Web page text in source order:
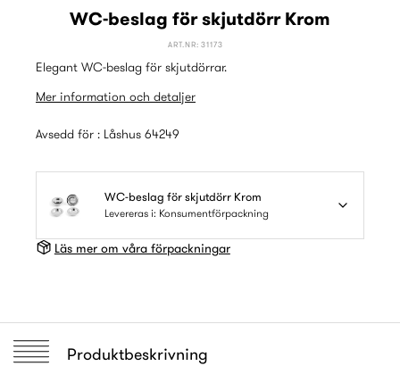
WC-beslag för skjutdörr Krom
ART.NR: 31173
Elegant WC-beslag för skjutdörrar.
Mer information och detaljer
Avsedd för : Låshus 64249
WC-beslag för skjutdörr Krom
Levereras i: Konsumentförpackning
Läs mer om våra förpackningar
Produktbeskrivning